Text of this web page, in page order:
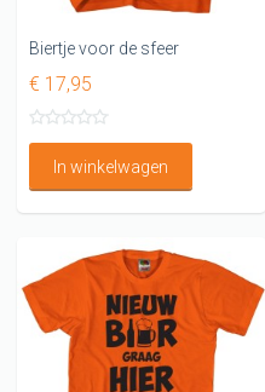
Biertje voor de sfeer
€ 17,95
In winkelwagen